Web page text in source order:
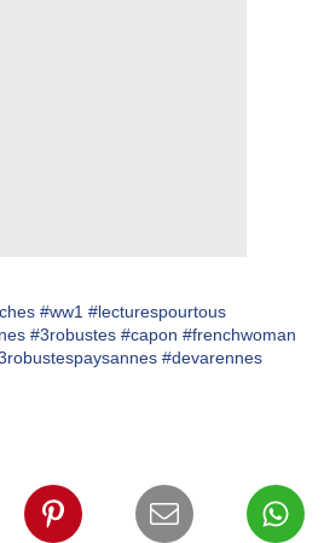
#ww1 #lecturespourtous
#3robustes #capon #frenchwoman
#devarennes